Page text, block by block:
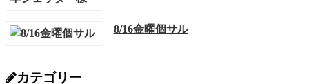
8/16金曜個サル
カテゴリー